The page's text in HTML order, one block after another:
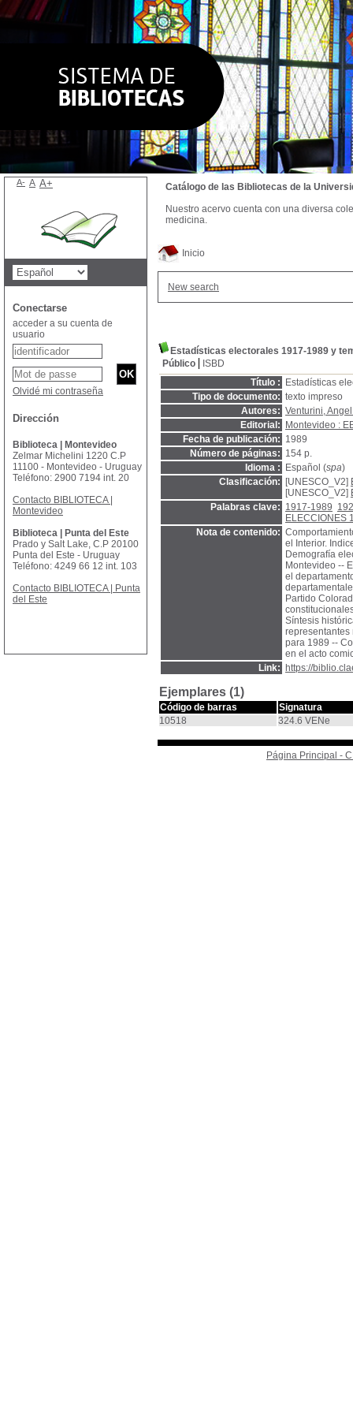
Inicio
New search
Estadísticas electorales 1917-1989 y
Público
ISBD
Título :
Estadísticas
Tipo de documento: texto impreso
Autores: Venturini,
Editorial:
Montevideo :
Fecha de publicación: 1989
Número de páginas: 154 p.
Idioma :
Español (spa)
Clasificación:
[UNESCO_V2]
[UNESCO_V2]
Palabras clave: 1917-1989
ELECCIONES
Nota de contenido:
el Interior.
Demografía
Montevideo --
el
Partido
Síntesis
representantes
para 1989 --
en el acto
Link:
https://
Ejemplares (1)
Código de barras
Signatura
10518
324.6 VENe
Página Principal -
Catálogo de las Bibliotecas de la
Nuestro acervo cuenta con una diversa
medicina.
A- A A+
Conectarse
acceder a su cuenta de
usuario
Olvidé mi contraseña
Dirección
Biblioteca | Montevideo
Zelmar Michelini 1220 C.P
11100 - Montevideo - Uruguay
Teléfono: 2900 7194 int. 20
Contacto BIBLIOTECA |
Montevideo
Biblioteca | Punta del Este
Prado y Salt Lake, C.P 20100
Punta del Este - Uruguay
Teléfono: 4249 66 12 int. 103
Contacto BIBLIOTECA | Punta
del Este